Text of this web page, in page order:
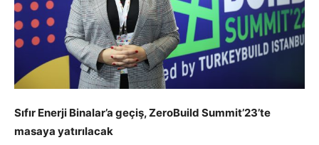
Sıfır Enerji Binalar’a geçiş, ZeroBuild Summit’23’te
masaya yatırılacak